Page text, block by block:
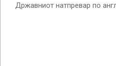
Државниот натпревар по